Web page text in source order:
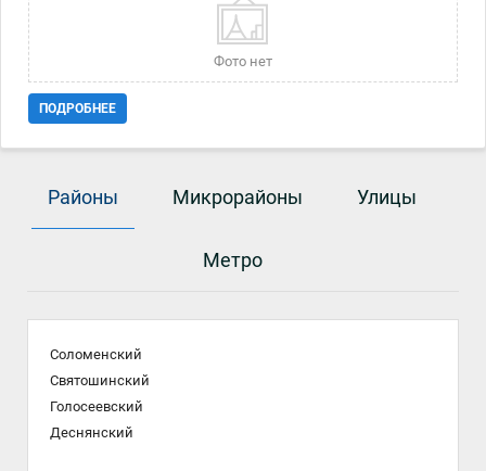
дворі, чистий під'їзд, хороші сусіди, навколо ресторани, магазини,
кафе, банки. Метро Університет і Льва Толстого - 5-10 хв. Ціна 220
000 дол. Код об'єкта: 21144709Фото нет
ПОДРОБНЕЕ
Районы Микрорайоны Улицы
Метро
Соломенский
Святошинский
Голосеевский
Деснянский